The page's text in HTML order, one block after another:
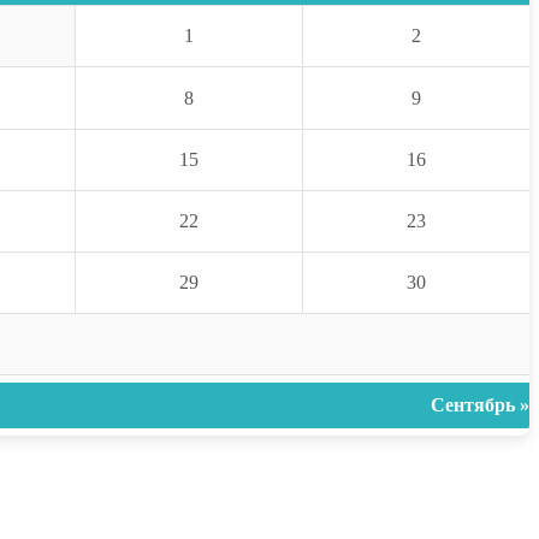
1 2
8 9
15 16
22 23
29 30
Сентябрь »